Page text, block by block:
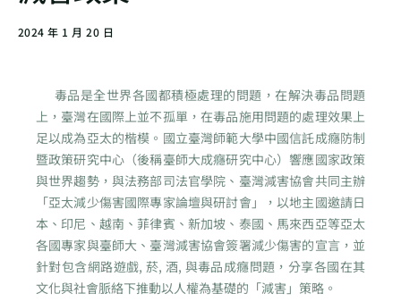
English
2024 年 1 月 20 日
毒品是全世界各國都積極處理的問題，在解決毒品問題
上，臺灣在國際上並不孤單，在毒品施用問題的處理效果上
足以成為亞太的楷模。國立臺灣師範大學中國信託成癮防制
暨政策研究中心（後稱臺師大成癮研究中心）響應國家政策
與世界趨勢，與法務部司法官學院、臺灣減害協會共同主辦
「亞太減少傷害國際專家論壇與研討會」，以地主國邀請日
本、印尼、越南、菲律賓、新加坡、泰國、馬來西亞等亞太
各國專家與臺師大、臺灣減害協會簽署減少傷害的宣言，並
針對包含網路遊戲, 菸, 酒, 與毒品成癮問題，分享各國在其
文化與社會脈絡下推動以人權為基礎的「減害」策略。